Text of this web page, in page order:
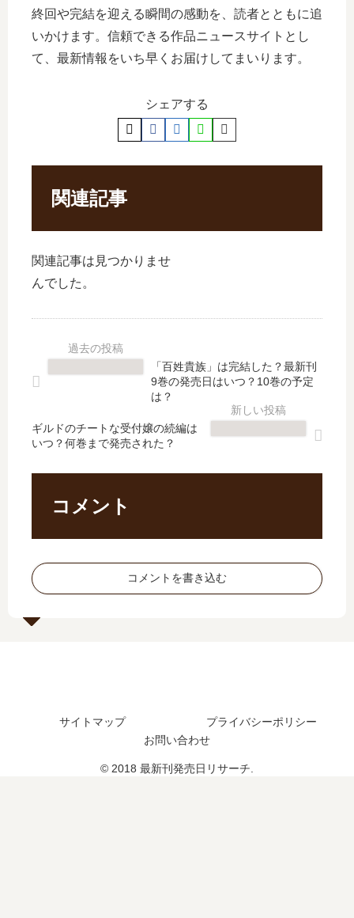
終回や完結を迎える瞬間の感動を、読者とともに追
いかけます。信頼できる作品ニュースサイトとし
て、最新情報をいち早くお届けしてまいります。
シェアする
関連記事
関連記事は見つかりませ
んでした。
「百姓貴族」は完結した？最新刊
9巻の発売日はいつ？10巻の予定
は？
ギルドのチートな受付嬢の続編は
いつ？何巻まで発売された？
コメント
コメントを書き込む
サイトマップ
プライバシーポリシー
お問い合わせ
© 2018 最新刊発売日リサーチ.